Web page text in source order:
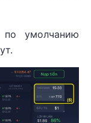
умолчанию